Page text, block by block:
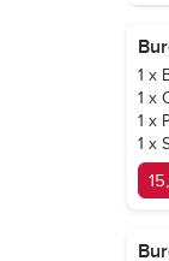
1 x
1 x
1 x
1 x